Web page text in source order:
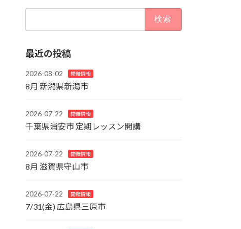
最近の投稿
2026-08-02 開催情報
8月 新潟県新潟市
2026-07-22 開催情報
千葉県浦安市 定期レッスン開講
2026-07-22 開催情報
8月 滋賀県守山市
2026-07-22 開催情報
7/31(金) 広島県三原市